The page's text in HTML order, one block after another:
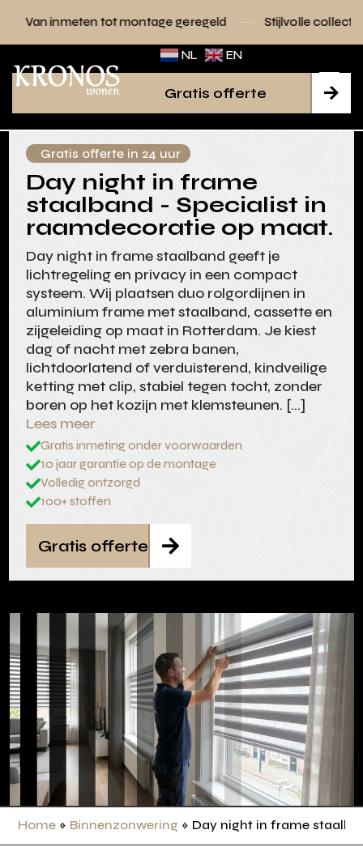
montage geregeld Stijlvolle collecties voor elk
NL EN

Gratis offerte
Gratis offerte in 24 uur
Day night in frame
staalband - Specialist in
raamdecoratie op maat.
Day night in frame staalband geeft je
lichtregeling en privacy in een compact
systeem. Wij plaatsen duo rolgordijnen in
aluminium frame met staalband, cassette en
zijgeleiding op maat in Rotterdam. Je kiest
dag of nacht met zebra banen,
lichtdoorlatend of verduisterend, kindveilige
ketting met clip, stabiel tegen tocht, zonder
boren op het kozijn met klemsteunen. […]
Lees meer
Gratis inmeting onder voorwaarden
10 jaar garantie op de montage
Volledig ontzorgd
100+ stoffen

Gratis offerte
Home » Binnenzonwering » Day night in frame